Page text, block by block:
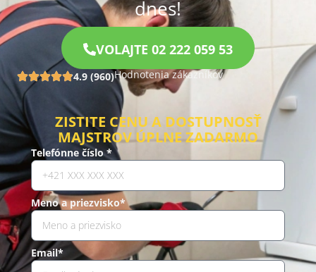
dnes!
VOLAJTE 02 222 059 53
4.9 (960)Hodnotenia zákazníkov
ZISTITE CENU A DOSTUPNOSŤ
MAJSTROV ÚPLNE ZADARMO
Telefónne číslo *
Meno a priezvisko*
Email*